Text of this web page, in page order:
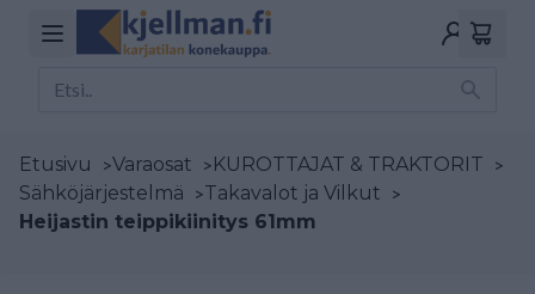
Etusivu >Varaosat >KUROTTAJAT & TRAKTORIT >
Sähköjärjestelmä >Takavalot ja Vilkut >
Heijastin teippikiinitys 61mm